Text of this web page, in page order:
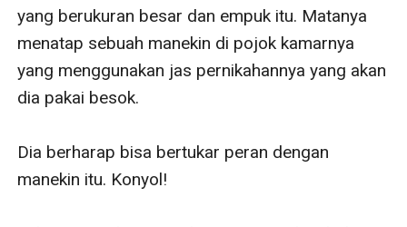
yang berukuran besar dan empuk itu. Matanya
menatap sebuah manekin di pojok kamarnya
yang menggunakan jas pernikahannya yang akan
dia pakai besok.
Dia berharap bisa bertukar peran dengan
manekin itu. Konyol!